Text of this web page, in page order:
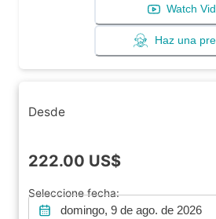
Watch
Haz una
Desde
222.00 US$
Seleccione fecha:
domingo, 9 de ago. de 2026